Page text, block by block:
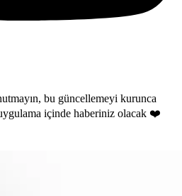
bu güncellemeyi kurunca
içinde haberiniz olacak ❤️